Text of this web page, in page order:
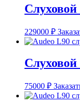
229000 ₽
Слуховой
75000 ₽